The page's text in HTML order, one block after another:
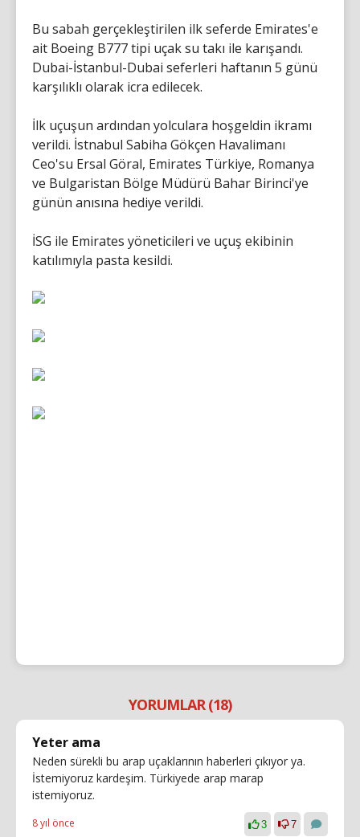
Bu sabah gerçekleştirilen ilk seferde Emirates'e
ait Boeing B777 tipi uçak su takı ile karışandı.
Dubai-İstanbul-Dubai seferleri haftanın 5 günü
karşılıklı olarak icra edilecek.
İlk uçuşun ardından yolculara hoşgeldin ikramı
verildi. İstnabul Sabiha Gökçen Havalimanı
Ceo'su Ersal Göral, Emirates Türkiye, Romanya
ve Bulgaristan Bölge Müdürü Bahar Birinci'ye
günün anısına hediye verildi.
İSG ile Emirates yöneticileri ve uçuş ekibinin
katılımıyla pasta kesildi.
YORUMLAR (18)
Yeter ama
Neden sürekli bu arap uçaklarının haberleri çıkıyor ya.
İstemiyoruz kardeşim. Türkiyede arap marap
istemiyoruz.
8 yıl önce 3 7